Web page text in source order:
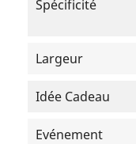
Spécificité
Largeur
Idée Cadeau
Evénement